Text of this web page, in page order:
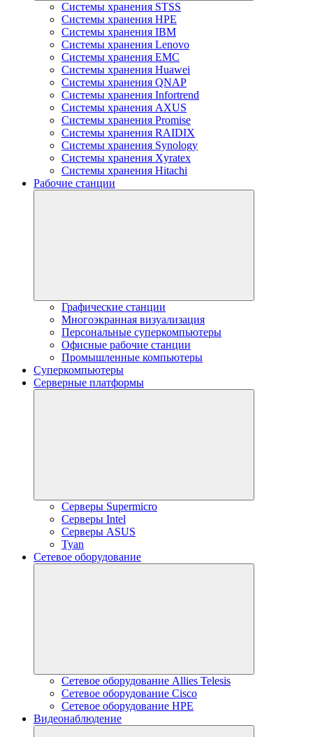
Системы хранения STSS
Системы хранения HPE
Системы хранения IBM
Системы хранения Lenovo
Системы хранения EMC
Системы хранения Huawei
Системы хранения QNAP
Системы хранения Infortrend
Системы хранения AXUS
Системы хранения Promise
Системы хранения RAIDIX
Системы хранения Synology
Системы хранения Xyratex
Системы хранения Hitachi
Рабочие станции
Графические станции
Многоэкранная визуализация
Персональные суперкомпьютеры
Офисные рабочие станции
Промышленные компьютеры
Суперкомпьютеры
Серверные платформы
Серверы Supermicro
Серверы Intel
Серверы ASUS
Tyan
Сетевое оборудование
Сетевое оборудование Allies Telesis
Сетевое оборудование Cisco
Сетевое оборудование HPE
Видеонаблюдение